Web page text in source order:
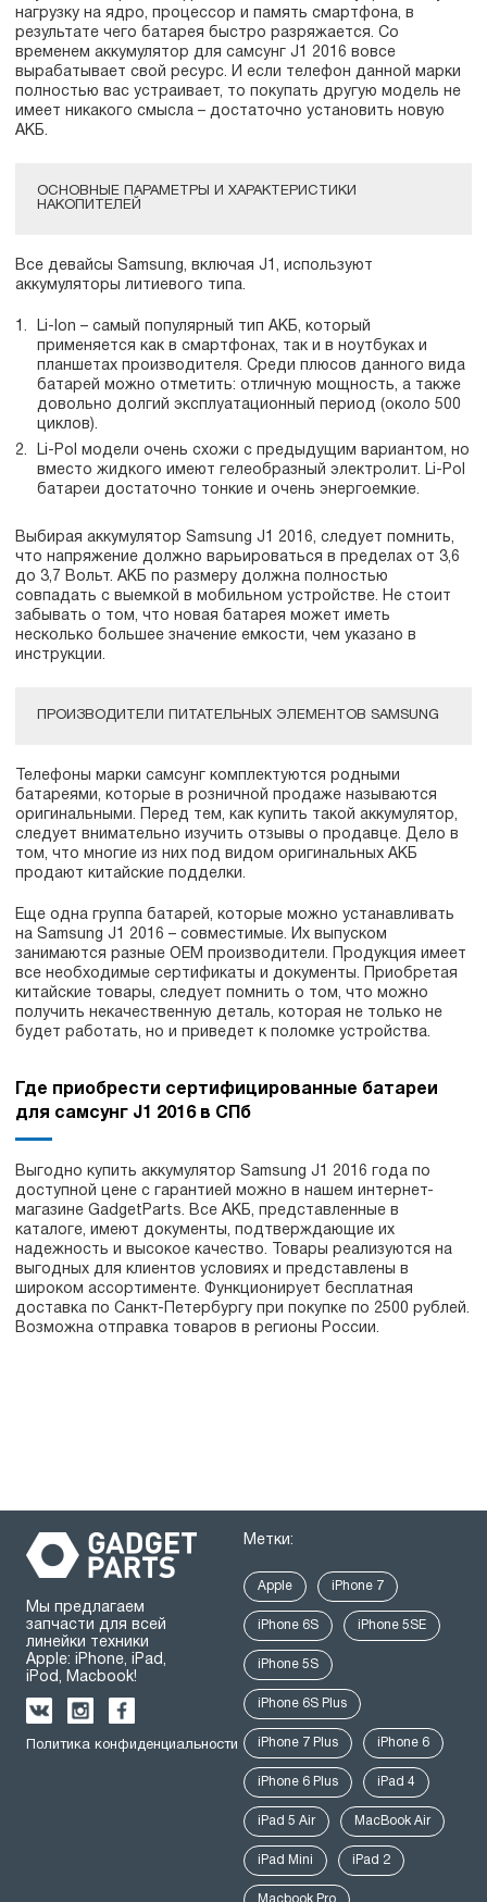
нагрузку на ядро, процессор и память смартфона, в
результате чего батарея быстро разряжается. Со
временем аккумулятор для самсунг J1 2016 вовсе
вырабатывает свой ресурс. И если телефон данной марки
полностью вас устраивает, то покупать другую модель не
имеет никакого смысла – достаточно установить новую
АКБ.
ОСНОВНЫЕ ПАРАМЕТРЫ И ХАРАКТЕРИСТИКИ
НАКОПИТЕЛЕЙ
Все девайсы Samsung, включая J1, используют
аккумуляторы литиевого типа.
Li-Ion – самый популярный тип АКБ, который
применяется как в смартфонах, так и в ноутбуках и
планшетах производителя. Среди плюсов данного вида
батарей можно отметить: отличную мощность, а также
довольно долгий эксплуатационный период (около 500
циклов).
Li-Pol модели очень схожи с предыдущим вариантом, но
вместо жидкого имеют гелеобразный электролит. Li-Pol
батареи достаточно тонкие и очень энергоемкие.
Выбирая аккумулятор Samsung J1 2016, следует помнить,
что напряжение должно варьироваться в пределах от 3,6
до 3,7 Вольт. АКБ по размеру должна полностью
совпадать с выемкой в мобильном устройстве. Не стоит
забывать о том, что новая батарея может иметь
несколько большее значение емкости, чем указано в
инструкции.
ПРОИЗВОДИТЕЛИ ПИТАТЕЛЬНЫХ ЭЛЕМЕНТОВ SAMSUNG
Телефоны марки самсунг комплектуются родными
батареями, которые в розничной продаже называются
оригинальными. Перед тем, как купить такой аккумулятор,
следует внимательно изучить отзывы о продавце. Дело в
том, что многие из них под видом оригинальных АКБ
продают китайские подделки.
Еще одна группа батарей, которые можно устанавливать
на Samsung J1 2016 – совместимые. Их выпуском
занимаются разные ОЕМ производители. Продукция имеет
все необходимые сертификаты и документы. Приобретая
китайские товары, следует помнить о том, что можно
получить некачественную деталь, которая не только не
будет работать, но и приведет к поломке устройства.
Где приобрести сертифицированные батареи
для самсунг J1 2016 в СПб
Выгодно купить аккумулятор Samsung J1 2016 года по
доступной цене с гарантией можно в нашем интернет-
магазине GadgetParts. Все АКБ, представленные в
каталоге, имеют документы, подтверждающие их
надежность и высокое качество. Товары реализуются на
выгодных для клиентов условиях и представлены в
широком ассортименте. Функционирует бесплатная
доставка по Санкт-Петербургу при покупке по 2500 рублей.
Возможна отправка товаров в регионы России.
Мы предлагаем
запчасти для всей
линейки техники
Apple: iPhone, iPad,
iPod, Macbook!
Политика конфиденциальности
Метки:
Apple iPhone 7
iPhone 6S iPhone 5SE
iPhone 5S
iPhone 6S Plus
iPhone 7 Plus iPhone 6
iPhone 6 Plus iPad 4
iPad 5 Air MacBook Air
iPad Mini iPad 2
Macbook Pro